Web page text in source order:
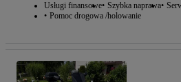
Usługi finansowe Szybka naprawa
Pomoc drogowa /holowanie